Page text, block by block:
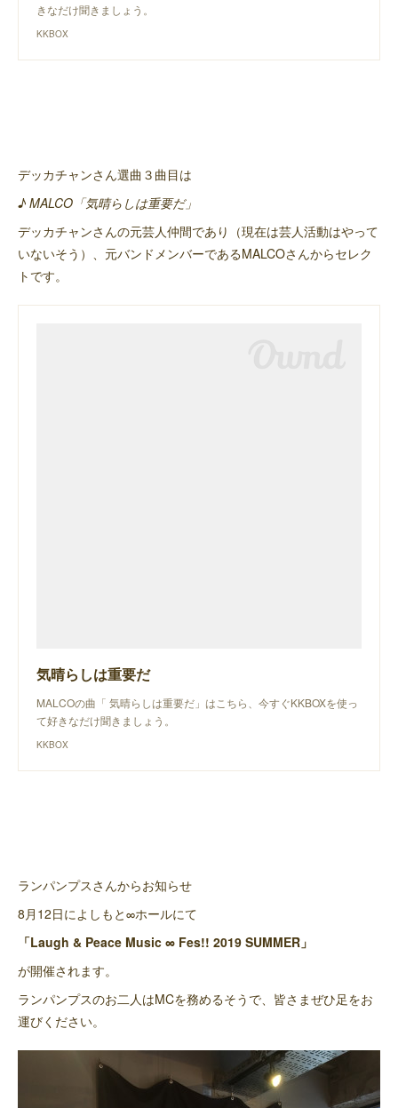
きなだけ聞きましょう。
KKBOX
デッカチャンさん選曲３曲目は
♪ MALCO「気晴らしは重要だ」
デッカチャンさんの元芸人仲間であり（現在は芸人活動はやって
いないそう）、元バンドメンバーであるMALCOさんからセレク
トです。
気晴らしは重要だ
MALCOの曲「 気晴らしは重要だ」はこちら、今すぐKKBOXを使っ
て好きなだけ聞きましょう。
KKBOX
ランパンプスさんからお知らせ
8月12日によしもと∞ホールにて
「Laugh & Peace Music ∞ Fes!! 2019 SUMMER」
が開催されます。
ランパンプスのお二人はMCを務めるそうで、皆さまぜひ足をお
運びください。